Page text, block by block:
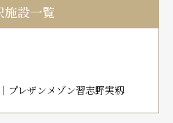
ホームとは
護とは
-944
ム
施設一覧
プレザンメゾン習志野実籾